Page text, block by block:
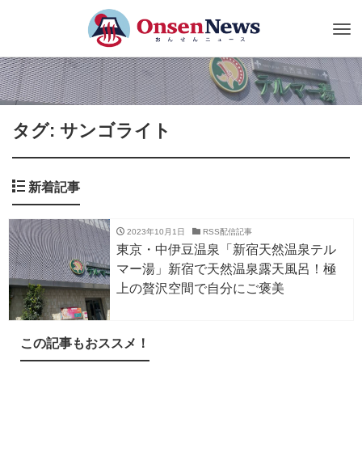
タグ: サンゴライト
新着記事
2023年10月1日 RSS配信記事
東京・中伊豆温泉「新宿天然温泉テル
マー湯」新宿で天然温泉露天風呂！極
上の贅沢空間で自分にご褒美
この記事もおススメ！